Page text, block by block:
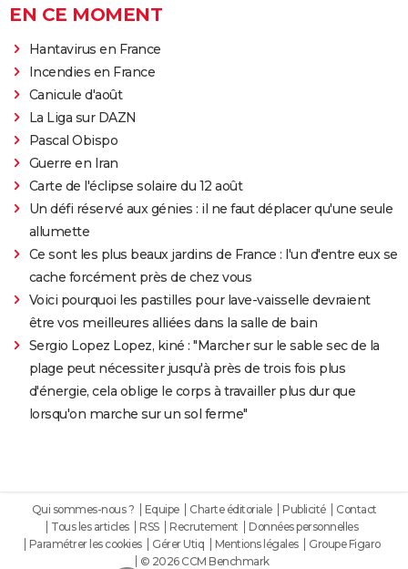
EN CE MOMENT
Hantavirus en France
Incendies en France
Canicule d'août
La Liga sur DAZN
Pascal Obispo
Guerre en Iran
Carte de l'éclipse solaire du 12 août
Un défi réservé aux génies : il ne faut déplacer qu'une seule
allumette
Ce sont les plus beaux jardins de France : l'un d'entre eux se
cache forcément près de chez vous
Voici pourquoi les pastilles pour lave-vaisselle devraient
être vos meilleures alliées dans la salle de bain
Sergio Lopez Lopez, kiné : "Marcher sur le sable sec de la
plage peut nécessiter jusqu'à près de trois fois plus
d'énergie, cela oblige le corps à travailler plus dur que
lorsqu'on marche sur un sol ferme"
Qui sommes-nous ? Equipe Charte éditoriale Publicité
Contact
Tous les articles
RSS Recrutement
Données personnelles
Paramétrer les cookies
Gérer Utiq Mentions légales
Groupe Figaro
© 2026 CCM Benchmark